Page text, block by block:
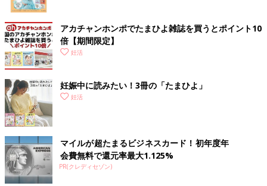
アカチャンホンポでたまひよ雑誌を買うとポイント10
倍【期間限定】
妊活
妊娠中に読みたい！3冊の「たまひよ」
妊活
マイルが超たまるビジネスカード！初年度年
会費無料で還元率最大1.125%
PR(クレディセゾン)